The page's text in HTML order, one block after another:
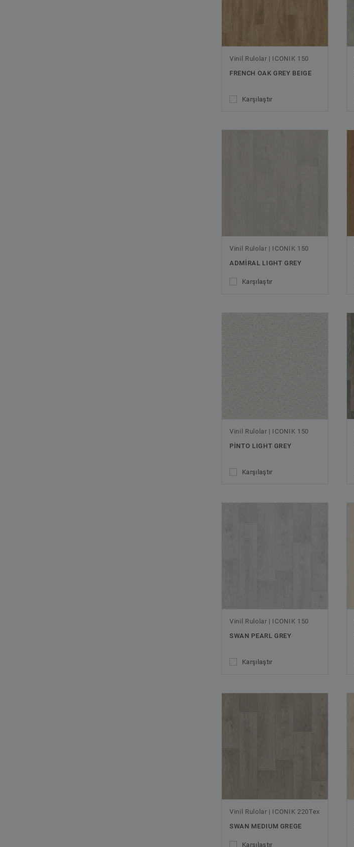
Vinil Rulolar | ICONIK 150
FRENCH OAK GREY BEIGE
Karşılaştır
Vinil Rulolar | ICONIK 150
ADMIRAL LIGHT GREY
Karşılaştır
Vinil Rulolar | ICONIK 150
PINTO LIGHT GREY
Karşılaştır
Vinil Rulolar | ICONIK 150
SWAN PEARL GREY
Karşılaştır
Vinil Rulolar | ICONIK 220Tex
SWAN MEDIUM GREGE
Karşılaştır